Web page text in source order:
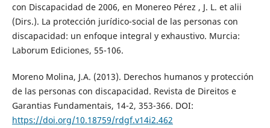
con Discapacidad de 2006, en Monereo Pérez , J. L. et alii
(Dirs.). La protección jurídico-social de las personas con
discapacidad: un enfoque integral y exhaustivo. Murcia:
Laborum Ediciones, 55-106.
Moreno Molina, J.A. (2013). Derechos humanos y protección
de las personas con discapacidad. Revista de Direitos e
Garantias Fundamentais, 14-2, 353-366. DOI:
https://doi.org/10.18759/rdgf.v14i2.462